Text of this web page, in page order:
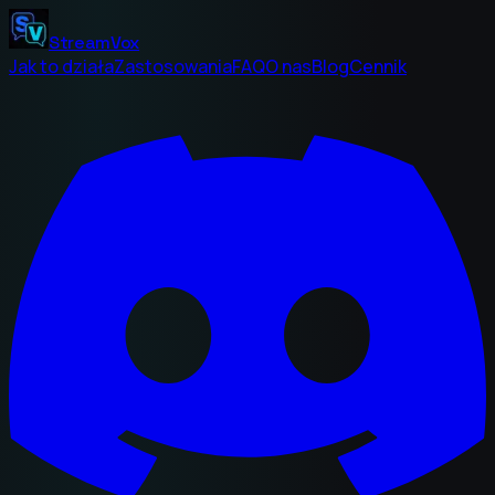
StreamVox
Jak to działaZastosowaniaFAQO nasBlogCennik